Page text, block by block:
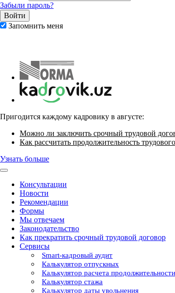
Забыли пароль?
Запомнить меня
Пригодится каждому кадровику в августе:
Можно ли заключить срочный трудовой
Как рассчитать продолжительность
Узнать больше
Консультации
Новости
Рекомендации
Формы
Мы отвечаем
Законодательство
Как прекратить срочный трудовой договор
Сервисы
Smart-кадровый аудит
Калькулятор отпускных
Калькулятор расчета
Калькулятор стажа
Калькулятор даты увольнения